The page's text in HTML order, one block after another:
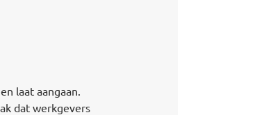
laat aangaan.
dat werkgevers